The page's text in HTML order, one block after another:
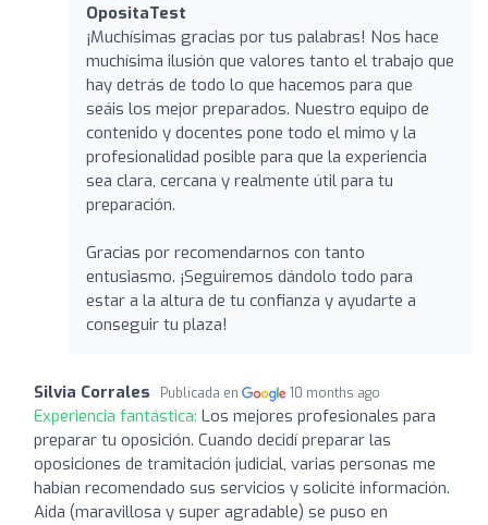
OpositaTest
¡Muchísimas gracias por tus palabras! Nos hace
muchísima ilusión que valores tanto el trabajo que
hay detrás de todo lo que hacemos para que
seáis los mejor preparados. Nuestro equipo de
contenido y docentes pone todo el mimo y la
profesionalidad posible para que la experiencia
sea clara, cercana y realmente útil para tu
preparación.
Gracias por recomendarnos con tanto
entusiasmo. ¡Seguiremos dándolo todo para
estar a la altura de tu confianza y ayudarte a
conseguir tu plaza!
Silvia Corrales Publicada en 10 months ago
Experiencia fantástica: Los mejores profesionales para
preparar tu oposición. Cuando decidí preparar las
oposiciones de tramitación judicial, varias personas me
habían recomendado sus servicios y solicité información.
Aida (maravillosa y super agradable) se puso en